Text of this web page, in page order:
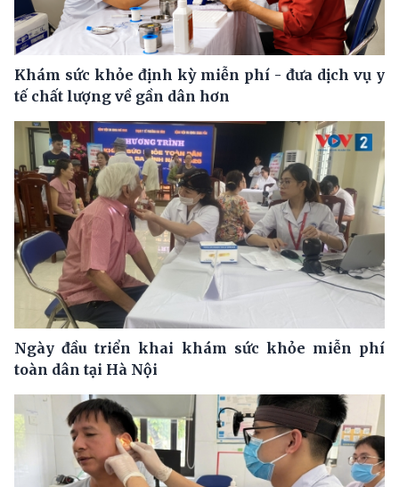
Khám sức khỏe định kỳ miễn phí - đưa dịch vụ y
tế chất lượng về gần dân hơn
Ngày đầu triển khai khám sức khỏe miễn phí
toàn dân tại Hà Nội